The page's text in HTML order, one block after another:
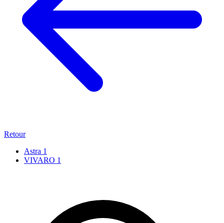
Retour
Astra 1
VIVARO 1